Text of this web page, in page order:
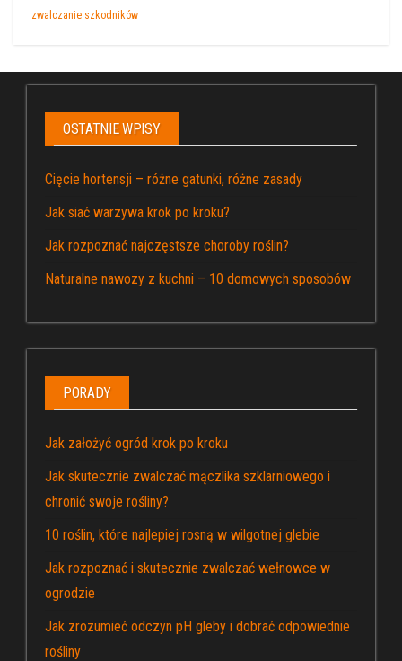
zwalczanie szkodników
OSTATNIE WPISY
Cięcie hortensji – różne gatunki, różne zasady
Jak siać warzywa krok po kroku?
Jak rozpoznać najczęstsze choroby roślin?
Naturalne nawozy z kuchni – 10 domowych sposobów
PORADY
Jak założyć ogród krok po kroku
Jak skutecznie zwalczać mączlika szklarniowego i
chronić swoje rośliny?
10 roślin, które najlepiej rosną w wilgotnej glebie
Jak rozpoznać i skutecznie zwalczać wełnowce w
ogrodzie
Jak zrozumieć odczyn pH gleby i dobrać odpowiednie
rośliny